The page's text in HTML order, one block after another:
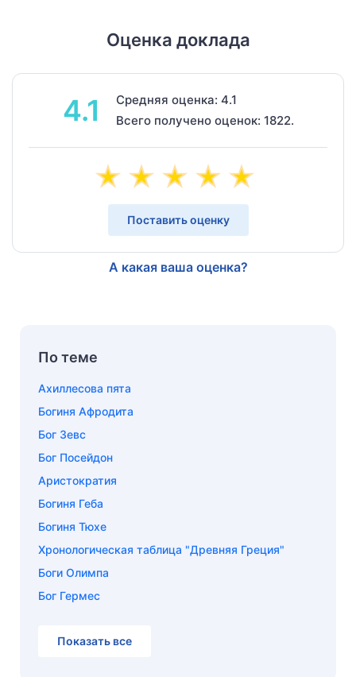
Оценка доклада
4.1
Средняя оценка: 4.1
Всего получено оценок: 1822.
Поставить оценку
А какая ваша оценка?
По теме
Ахиллесова пята
Богиня Афродита
Бог Зевс
Бог Посейдон
Аристократия
Богиня Геба
Богиня Тюхе
Хронологическая таблица "Древняя Греция"
Боги Олимпа
Бог Гермес
Показать все